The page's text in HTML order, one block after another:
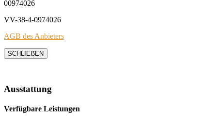
00974026
VV-38-4-0974026
AGB des Anbieters
SCHLIEẞEN
Ausstattung
Verfügbare Leistungen